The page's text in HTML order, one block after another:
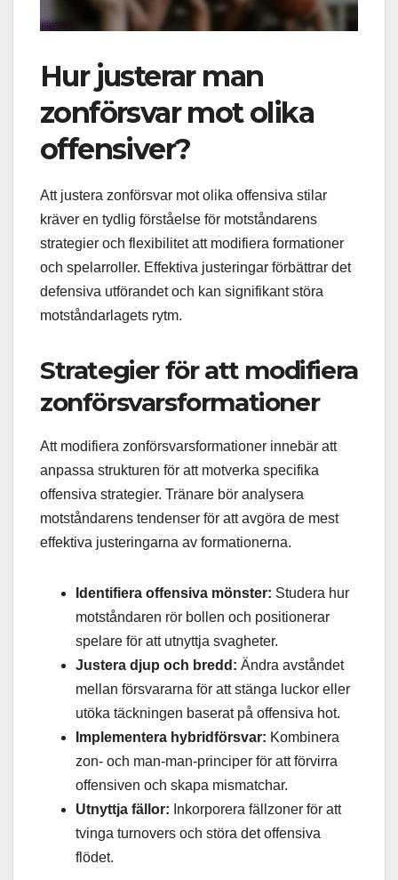
Hur justerar man
zonförsvar mot olika
offensiver?
Att justera zonförsvar mot olika offensiva stilar
kräver en tydlig förståelse för motståndarens
strategier och flexibilitet att modifiera formationer
och spelarroller. Effektiva justeringar förbättrar det
defensiva utförandet och kan signifikant störa
motståndarlagets rytm.
Strategier för att modifiera
zonförsvarsformationer
Att modifiera zonförsvarsformationer innebär att
anpassa strukturen för att motverka specifika
offensiva strategier. Tränare bör analysera
motståndarens tendenser för att avgöra de mest
effektiva justeringarna av formationerna.
Identifiera offensiva mönster: Studera hur
motståndaren rör bollen och positionerar
spelare för att utnyttja svagheter.
Justera djup och bredd: Ändra avståndet
mellan försvararna för att stänga luckor eller
utöka täckningen baserat på offensiva hot.
Implementera hybridförsvar: Kombinera
zon- och man-man-principer för att förvirra
offensiven och skapa mismatchar.
Utnyttja fällor: Inkorporera fällzoner för att
tvinga turnovers och störa det offensiva
flödet.